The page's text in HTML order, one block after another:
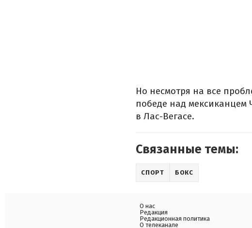
Но несмотря на все
победе над мексиканцем
в Лас-Вегасе.
Связанные темы:
СПОРТ БОКС
О нас
Редакция
Редакционная политика
О телеканале